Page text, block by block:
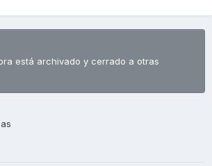
está archivado y cerrado a otras